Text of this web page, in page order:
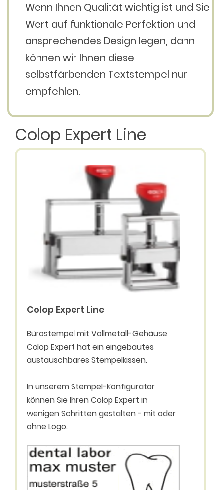
Wenn Ihnen Qualität wichtig ist und Sie
Wert auf funktionale Perfektion und
ansprechendes Design legen, dann
können wir Ihnen diese
selbstfärbenden Textstempel nur
empfehlen.
Colop Expert Line
Colop Expert Line
Bürostempel mit Vollmetall-Gehäuse
Colop Expert hat ein eingebautes
austauschbares Stempelkissen.
In unserem Stempel-Konfigurator
können Sie Ihren Colop Expert in
wenigen Schritten gestalten - mit oder
ohne Logo.